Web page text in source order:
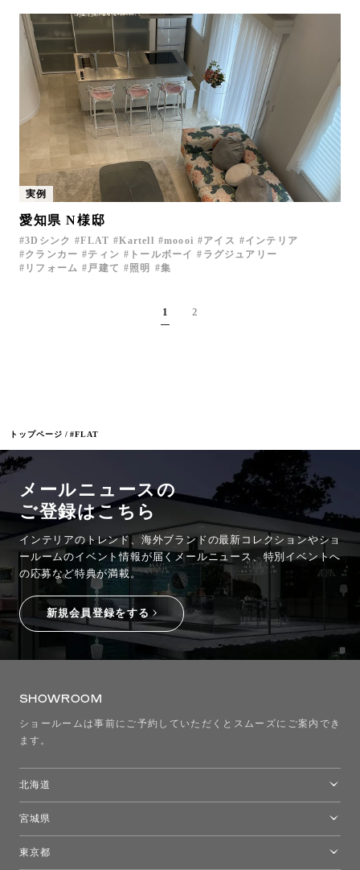
トップページ #FLAT
実例
愛知県 N様邸
3Dシンク FLAT Kartell moooi アイス
インテリア
クランカー
ティン トールボーイ
ラグジュアリー
リフォーム
戸建て 照明 集
1 2
メールニュースの
ご登録はこちら
インテリアのトレンド、海外ブランドの最新コレクションやショ
ールームのイベント情報が 届くメールニュース、特別イベントへ
の応募など特典が満載。
新規会員登録をする
SHOWROOM
ショールームは事前にご予約していただくとスムーズにご案内でき
ます。
北海道
宮城県
東京都